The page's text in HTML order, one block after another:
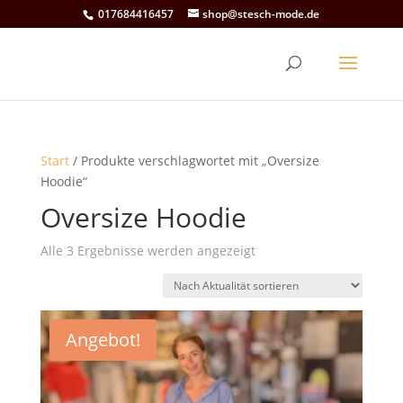
017684416457 shop@stesch-mode.de
Start/ Produkte verschlagwortet mit „Oversize
Hoodie“
Oversize Hoodie
Alle 3 Ergebnisse werden angezeigtNach
sortiert
Angebot!